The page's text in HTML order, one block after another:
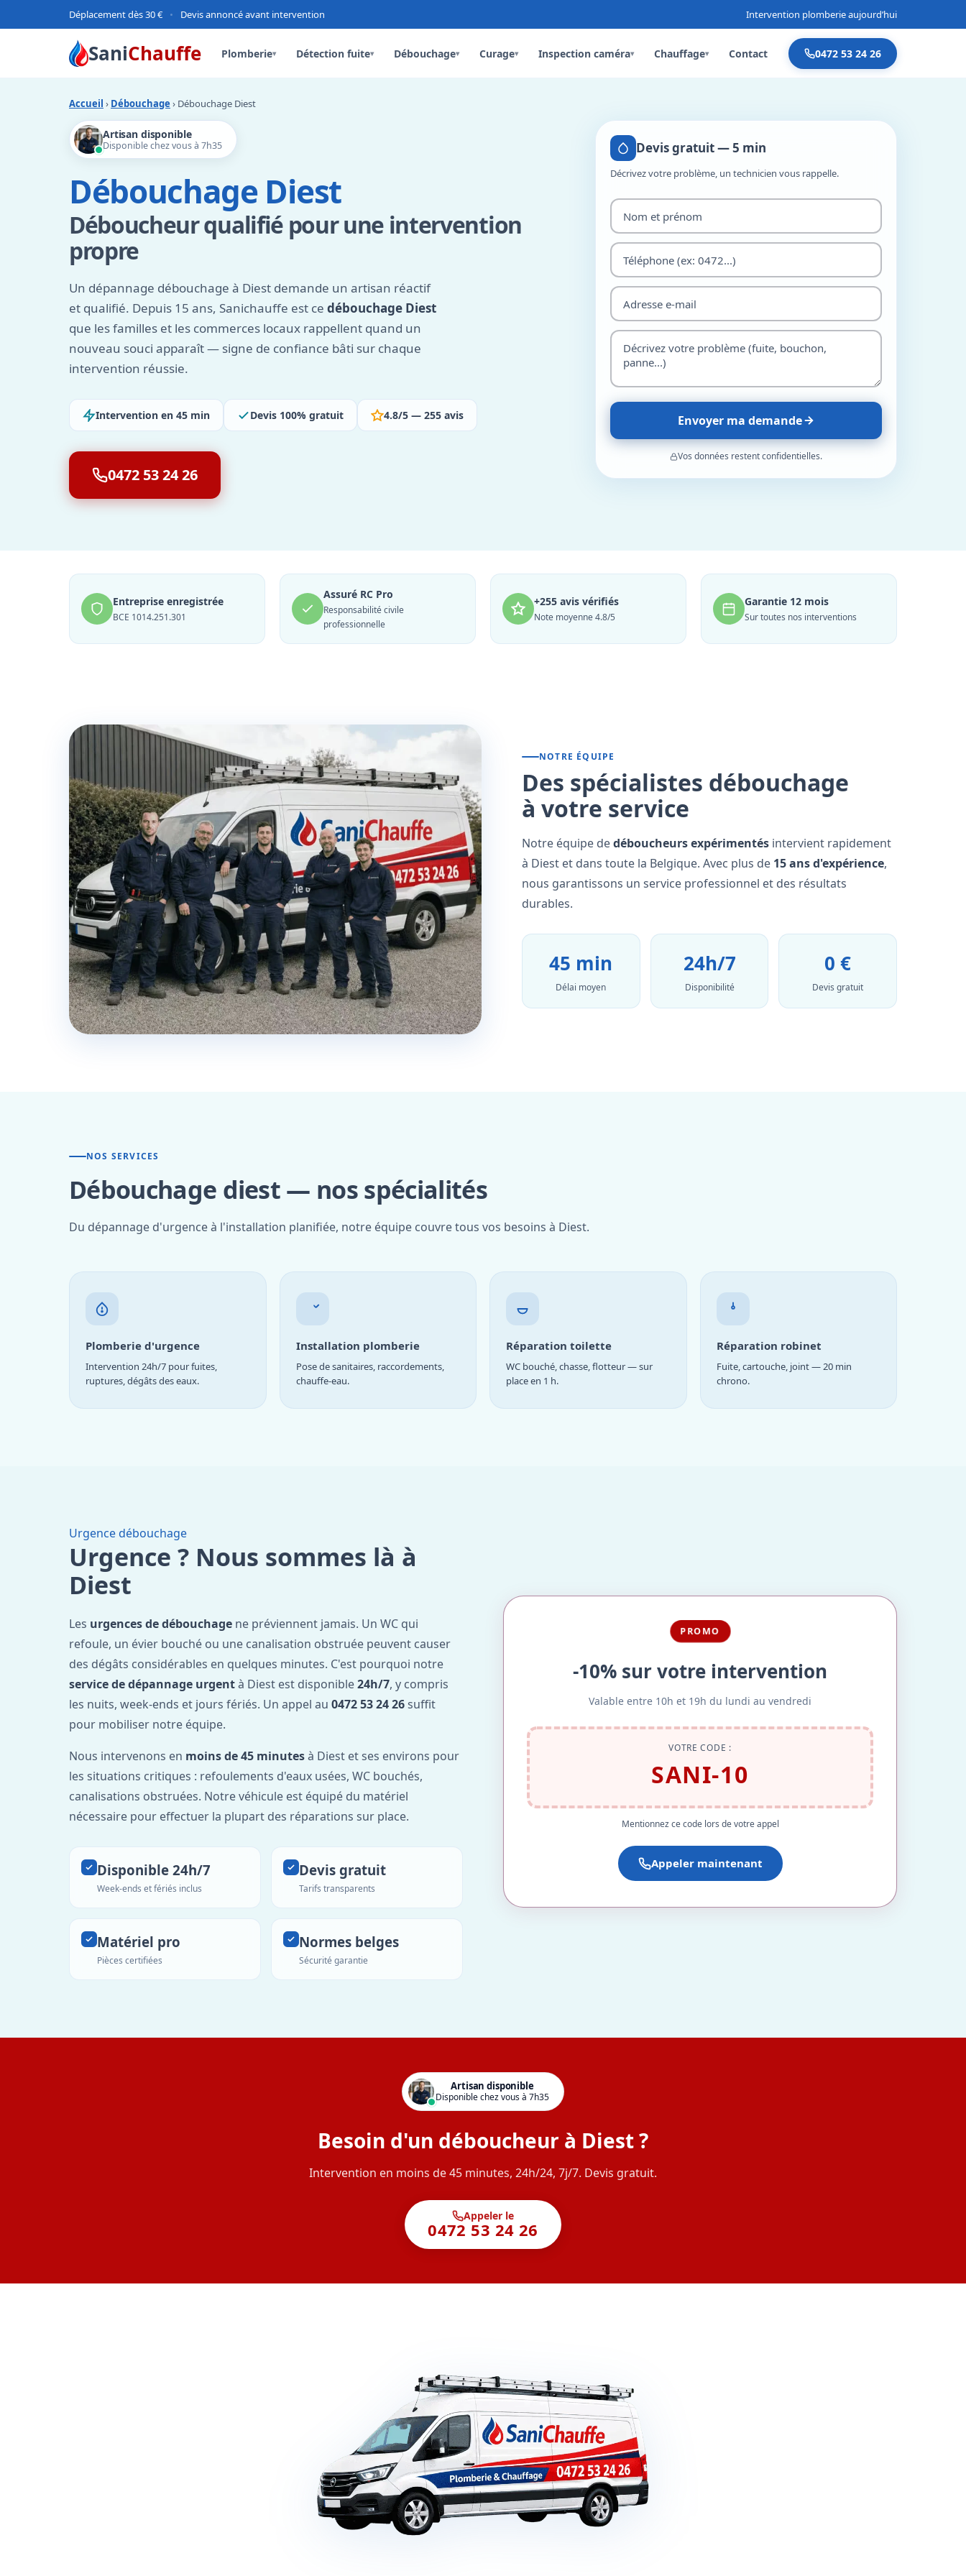
Déplacement dès 30 € • Devis annoncé avant intervention Intervention plomberie aujourd’hui
SaniChauffe Plomberie▾ Détection fuite▾ Débouchage▾ Curage▾ Inspection caméra▾ Chauffage▾ Contact 0472 53 24 26
Accueil › Débouchage › Débouchage Diest
Artisan disponible
Disponible chez vous à 7h35
Débouchage Diest
Déboucheur qualifié pour une intervention
propre
Un dépannage débouchage à Diest demande un artisan réactif
et qualifié. Depuis 15 ans, Sanichauffe est ce débouchage Diest
que les familles et les commerces locaux rappellent quand un
nouveau souci apparaît — signe de confiance bâti sur chaque
intervention réussie.
Intervention en 45 min Devis 100% gratuit 4.8/5 — 255 avis
0472 53 24 26
Devis gratuit — 5 min
Décrivez votre problème, un technicien vous rappelle.
Envoyer ma demande
Vos données restent confidentielles.
Entreprise enregistrée
BCE 1014.251.301
Assuré RC Pro
Responsabilité civile
professionnelle
+255 avis vérifiés
Note moyenne 4.8/5
Garantie 12 mois
Sur toutes nos interventions
NOTRE ÉQUIPE
Des spécialistes débouchage
à votre service
Notre équipe dedéboucheurs expérimentés intervient rapidement
à Diest et dans toute la Belgique. Avec plus de 15 ans d'expérience,
nous garantissons un service professionnel et des résultats
durables.
45 min
Délai moyen
24h/7
Disponibilité
0 €
Devis gratuit
NOS SERVICES
Débouchage diest — nos spécialités
Du dépannage d'urgence à l'installation planifiée, notre équipe couvre tous vos besoins à Diest.
Plomberie d'urgence
Intervention 24h/7 pour fuites,
ruptures, dégâts des eaux.
Installation plomberie
Pose de sanitaires, raccordements,
chauffe-eau.
Réparation toilette
WC bouché, chasse, flotteur — sur
place en 1 h.
Réparation robinet
Fuite, cartouche, joint — 20 min
chrono.
Urgence débouchage
Urgence ? Nous sommes là à
Diest
Les urgences de débouchage ne préviennent jamais. Un WC qui
refoule, un évier bouché ou une canalisation obstruée peuvent causer
des dégâts considérables en quelques minutes. C'est pourquoi notre
service de dépannage urgentà Diest est disponible24h/7, y compris
les nuits, week-ends et jours fériés. Un appel au 0472 53 24 26suffit
pour mobiliser notre équipe.
Nous intervenons en moins de 45 minutesà Diest et ses environs pour
les situations critiques : refoulements d'eaux usées, WC bouchés,
canalisations obstruées. Notre véhicule est équipé du matériel
nécessaire pour effectuer la plupart des réparations sur place.
Disponible 24h/7
Week-ends et fériés inclus
Devis gratuit
Tarifs transparents
Matériel pro
Pièces certifiées
Normes belges
Sécurité garantie
PROMO
-10% sur votre intervention
Valable entre 10h et 19h du lundi au vendredi
VOTRE CODE :
SANI-10
Mentionnez ce code lors de votre appel
Appeler maintenant
Artisan disponible
Disponible chez vous à 7h35
Besoin d'un déboucheur à Diest ?
Intervention en moins de 45 minutes, 24h/24, 7j/7. Devis gratuit.
Appeler le
0472 53 24 26